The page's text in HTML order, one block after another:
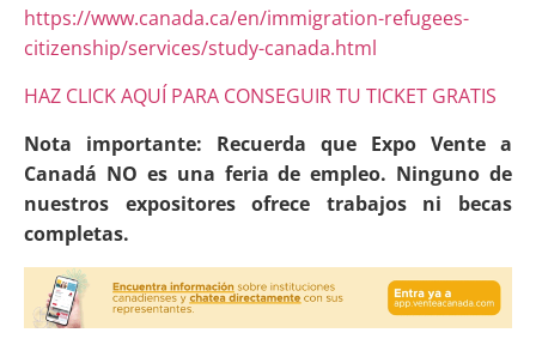
https://www.canada.ca/en/immigration-refugees-
citizenship/services/study-canada.html
HAZ CLICK AQUÍ PARA CONSEGUIR TU TICKET GRATIS
Nota importante: Recuerda que Expo Vente a
Canadá NO es una feria de empleo. Ninguno de
nuestros expositores ofrece trabajos ni becas
completas.